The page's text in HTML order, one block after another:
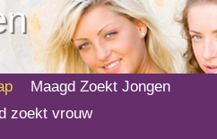
Maagd Zoekt Jongen
zoekt vrouw